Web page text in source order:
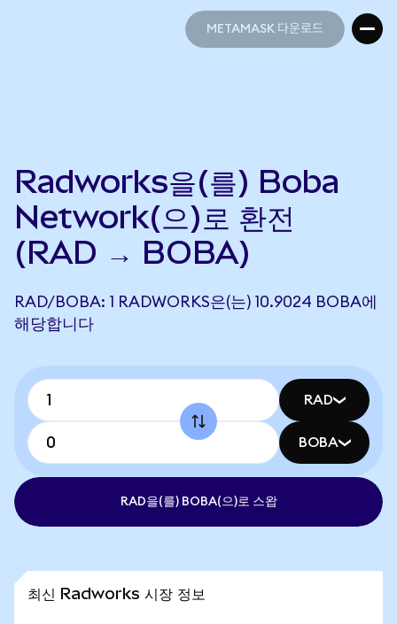
METAMASK 다운로드
Radworks을(를) Boba
Network(으)로 환전
(RAD → BOBA)
RAD/BOBA: 1 RADWORKS은(는) 10.9024 BOBA에
해당합니다
RAD
BOBA
RAD을(를) BOBA(으)로 스왑
최신 Radworks 시장 정보